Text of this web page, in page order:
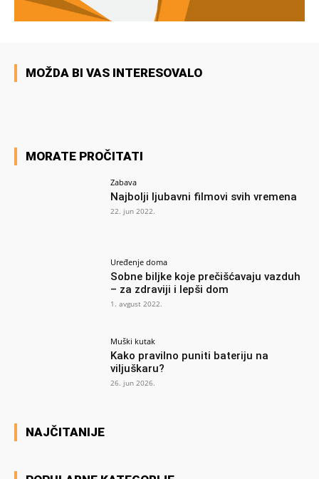
MOŽDA BI VAS INTERESOVALO
MORATE PROČITATI
Zabava
Najbolji ljubavni filmovi svih vremena
22. jun 2022.
Uređenje doma
Sobne biljke koje prečišćavaju vazduh
– za zdraviji i lepši dom
1. avgust 2022.
Muški kutak
Kako pravilno puniti bateriju na
viljuškaru?
26. jun 2026.
NAJČITANIJE